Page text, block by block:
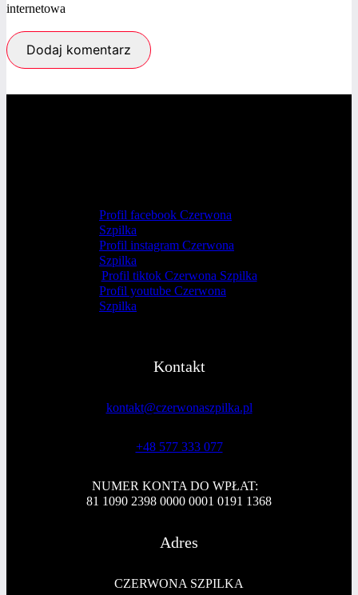
internetowa
Profil facebook Czerwona
Szpilka
Profil instagram Czerwona
Szpilka
Profil tiktok Czerwona Szpilka
Profil youtube Czerwona
Szpilka
Kontakt
kontakt@czerwonaszpilka.pl
+48 577 333 077
NUMER KONTA DO WPŁAT:
81 1090 2398 0000 0001 0191 1368
Adres
CZERWONA SZPILKA